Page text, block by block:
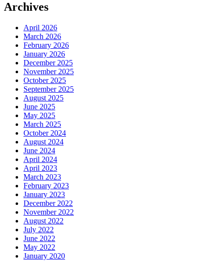
Archives
April 2026
March 2026
February 2026
January 2026
December 2025
November 2025
October 2025
September 2025
August 2025
June 2025
May 2025
March 2025
October 2024
August 2024
June 2024
April 2024
April 2023
March 2023
February 2023
January 2023
December 2022
November 2022
August 2022
July 2022
June 2022
May 2022
January 2020